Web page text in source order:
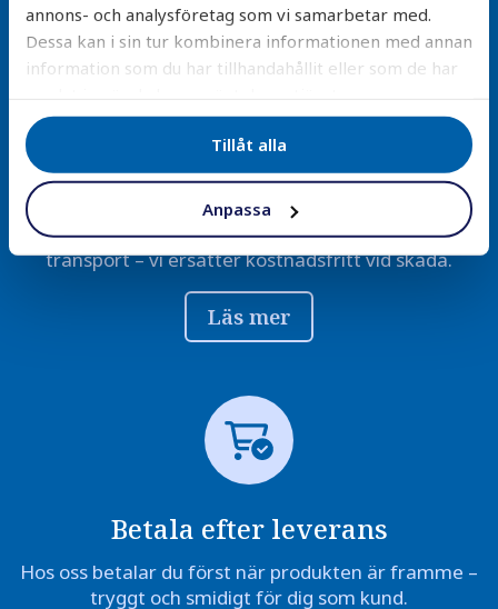
annons- och analysföretag som vi samarbetar med.
Dessa kan i sin tur kombinera informationen med annan
information som du har tillhandahållit eller som de har
Tillåt alla
Anpassa
Trygg leverans
Alla leveranser är försäkrade och packade för säker
transport – vi ersätter kostnadsfritt vid skada.
Läs mer
Betala efter leverans
Hos oss betalar du först när produkten är framme –
tryggt och smidigt för dig som kund.